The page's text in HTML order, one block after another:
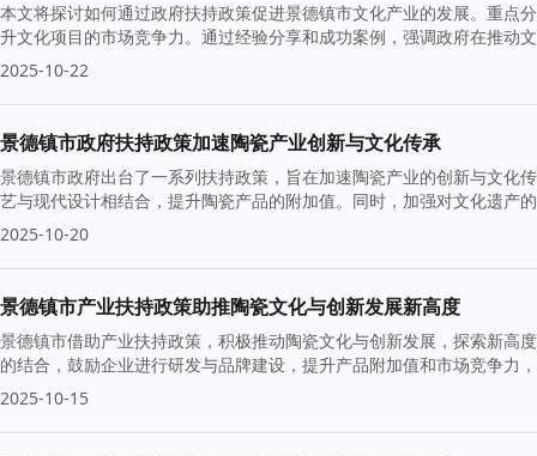
本文将探讨如何通过政府扶持政策促进景德镇市文化产业的发展。重点
升文化项目的市场竞争力。通过经验分享和成功案例，强调政府在推动
力。
2025-10-22
景德镇市政府扶持政策加速陶瓷产业创新与文化传承
景德镇市政府出台了一系列扶持政策，旨在加速陶瓷产业的创新与文化
艺与现代设计相结合，提升陶瓷产品的附加值。同时，加强对文化遗产
2025-10-20
景德镇市产业扶持政策助推陶瓷文化与创新发展新高度
景德镇市借助产业扶持政策，积极推动陶瓷文化与创新发展，探索新高
的结合，鼓励企业进行研发与品牌建设，提升产品附加值和市场竞争力
2025-10-15